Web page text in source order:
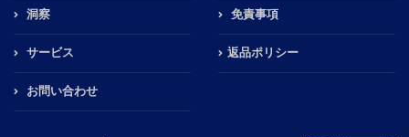
洞察
サービス
お問い合わせ
免責事項
返品ポリシー